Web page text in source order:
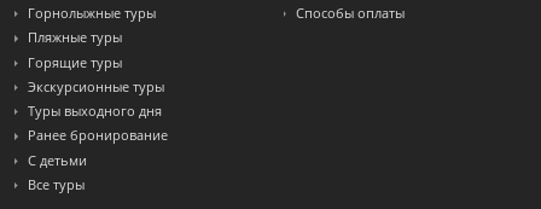
Горнолыжные туры
Пляжные туры
Горящие туры
Экскурсионные туры
Туры выходного дня
Ранее бронирование
С детьми
Все туры
Способы оплаты